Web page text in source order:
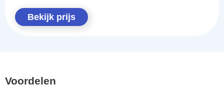
Bekijk prijs
Voordelen